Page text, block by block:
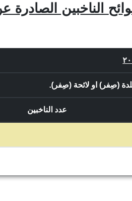
الناخبين الصادرة
عدد الناخبين